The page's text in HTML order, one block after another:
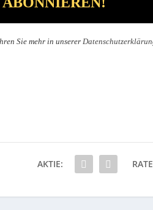
Sie mehr in unserer
AKTIE: